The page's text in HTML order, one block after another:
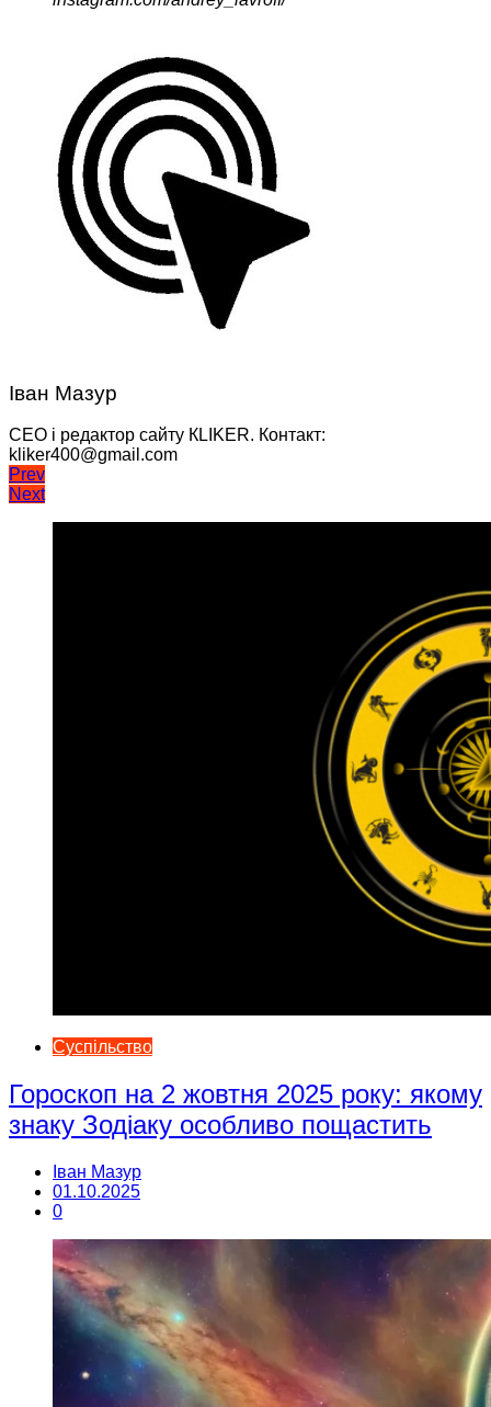
Іван Мазур
CEO і редактор сайту КLIKER. Контакт:
kliker400@gmail.com
Навігація
записів
Prev
Next
Суспільство
Гороскоп на 2 жовтня 2025 року: якому
знаку Зодіаку особливо пощастить
Іван Мазур
01.10.2025
0